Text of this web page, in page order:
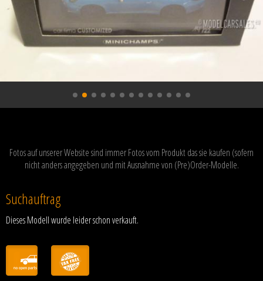
Fotos auf unserer Website sind immer Fotos vom Produkt das sie kaufen (sofern
nicht anders angegeben und mit Ausnahme von (Pre)Order-Modelle.
Suchauftrag
Dieses Modell wurde leider schon verkauft.